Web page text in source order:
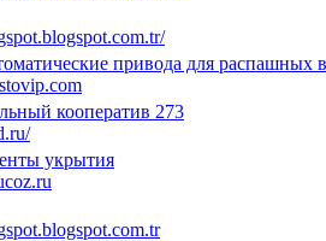
привода для распашных
кооператив 273
укрытия